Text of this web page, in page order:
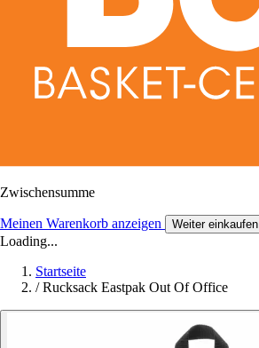
Zwischensumme
Meinen Warenkorb anzeigen Weiter einkaufen
Loading...
Startseite
/ Rucksack Eastpak Out Of Office